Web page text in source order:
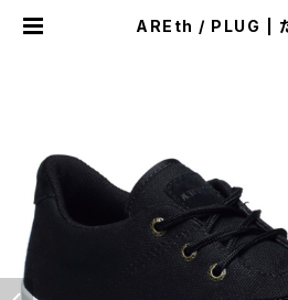
AREth / PLUG |